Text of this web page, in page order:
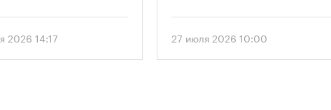
возведение 52-
2026 14:17
1956 года. И главным подарком
стало открытие Большой
спортивной арены «Лужники». С
27 июля 2026 10:00